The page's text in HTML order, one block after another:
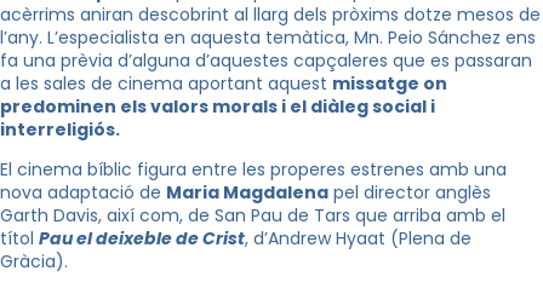
acèrrims aniran descobrint al llarg dels pròxims dotze mesos de
l’any. L’especialista en aquesta temàtica, Mn. Peio Sánchez ens
fa una prèvia d’alguna d’aquestes capçaleres que es passaran
a les sales de cinema aportant aquest missatge on
predominen els valors morals i el diàleg social i
interreligiós.
El cinema bíblic figura entre les properes estrenes amb una
nova adaptació de Maria Magdalena pel director anglès
Garth Davis, així com, de San Pau de Tars que arriba amb el
títol Pau el deixeble de Crist, d’Andrew Hyaat (Plena de
Gràcia).